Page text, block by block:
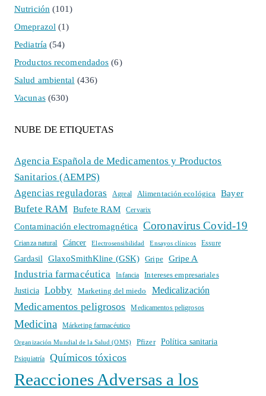
Nutrición (101)
Omeprazol (1)
Pediatría (54)
Productos recomendados (6)
Salud ambiental (436)
Vacunas(630)
NUBE DE ETIQUETAS
Agencia Española de Medicamentos y Productos
Sanitarios (AEMPS)
Agencias reguladoras
Agreal Alimentación ecológica Bayer
Bufete RAM Bufete RAM Cervarix
Contaminación electromagnética Coronavirus Covid-19
Crianza natural Cáncer Electrosensibilidad Ensayos clínicos Essure
Gardasil GlaxoSmithKline (GSK) Gripe Gripe A
Industria farmacéutica Infancia
Intereses empresariales
Justicia
Lobby Marketing del miedo Medicalización
Medicamentos peligrosos Medicamentos peligrosos
Medicina Márketing farmacéutico
Organización Mundial de la Salud (OMS) Pfizer Política sanitaria
Psiquiatría Químicos tóxicos
Reacciones Adversas a los